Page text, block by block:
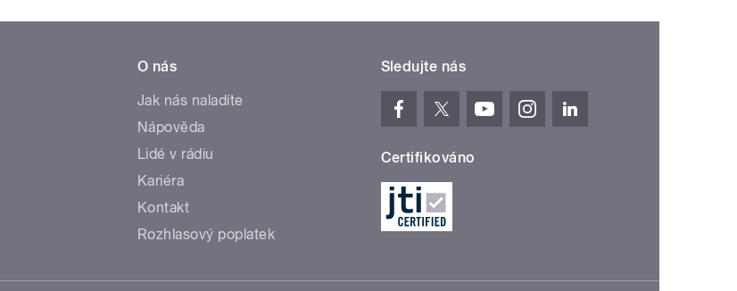
O nás
Jak nás naladíte
Nápověda
Lidé v rádiu
Kariéra
Kontakt
Rozhlasový poplatek
Sledujte nás
Certifikováno